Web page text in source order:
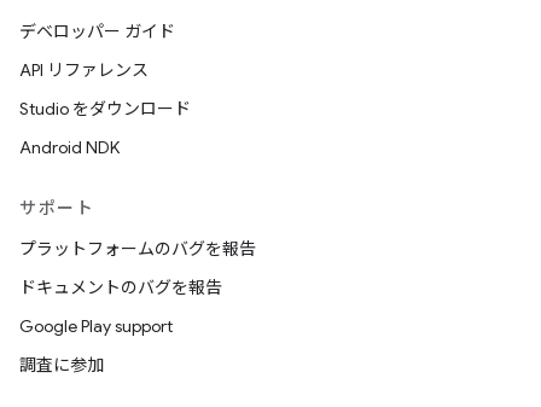
デベロッパー ガイド
API リファレンス
Studio をダウンロード
Android NDK
サポート
プラットフォームのバグを報告
ドキュメントのバグを報告
Google Play support
調査に参加